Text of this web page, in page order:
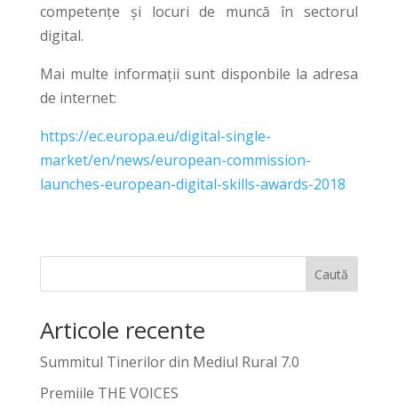
competențe și locuri de muncă în sectorul
digital.
Mai multe informații sunt disponbile la adresa
de internet:
https://ec.europa.eu/digital-single-
market/en/news/european-commission-
launches-european-digital-skills-awards-2018
Caută
Articole recente
Summitul Tinerilor din Mediul Rural 7.0
Premiile THE VOICES